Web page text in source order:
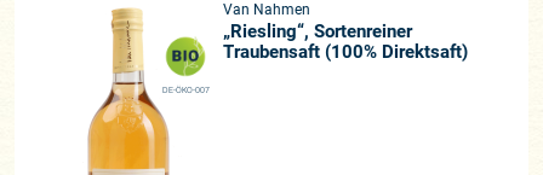
DE-ÖKO-007
Van Nahmen
„Riesling“, Sortenreiner
Traubensaft (100% Direktsaft)